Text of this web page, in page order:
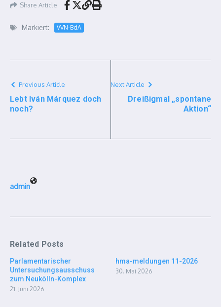
Share Article
Markiert: VVN-BdA
Previous Article
Lebt Iván Márquez doch
noch?
Next Article
Dreißigmal „spontane
Aktion“
admin
Related Posts
Parlamentarischer
Untersuchungsausschuss
zum Neukölln-Komplex
21. Juni 2026
hma-meldungen 11-2026
30. Mai 2026